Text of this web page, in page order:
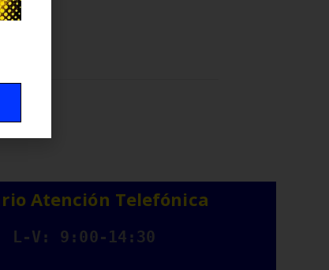
Atención Telefónica
L-V: 9:00-14:30